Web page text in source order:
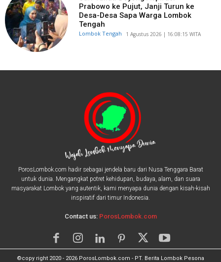
Prabowo ke Pujut, Janji Turun ke
Desa-Desa Sapa Warga Lombok
Tengah
Lombok Tengah ​1 Agustus 2026 | 16:08:15 WITA
PorosLombok.com hadir sebagai jendela baru dari Nusa Tenggara Barat
untuk dunia. Mengangkat potret kehidupan, budaya, alam, dan suara
masyarakat Lombok yang autentik, kami menyapa dunia dengan kisah-kisah
inspiratif dari timur Indonesia.
Contact us: PorosLombok.com
©copy right 2020 - 2026 PorosLombok.com - PT. Berita Lombok Pesona